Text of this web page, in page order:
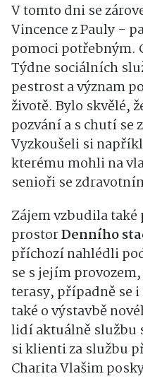
V tomto dni se
Vincence z Pauly -
pomoci potřebným.
Týdne sociálních
pestrost a význam
životě. Bylo skvělé,
pozvání a s chutí se
Vyzkoušeli si
kterému mohli na
senioři se
Zájem vzbudila
prostorDenního
příchozí nahlédli
se s jejím
terasy, případně se
také o výstavbě
lidí aktuálně službu
si klienti za službu
Charita Vlašim